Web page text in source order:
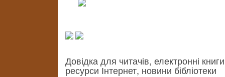
Довідка для читачів, електронні
ресурси Інтернет, новини бібліотеки